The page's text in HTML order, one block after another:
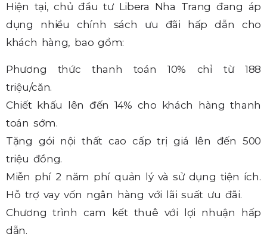
Hiện tại, chủ đầu tư Libera Nha Trang đang áp
dụng nhiều chính sách ưu đãi hấp dẫn cho
khách hàng, bao gồm:
Phương thức thanh toán 10% chỉ từ 188
triệu/căn.
Chiết khấu lên đến 14% cho khách hàng thanh
toán sớm.
Tặng gói nội thất cao cấp trị giá lên đến 500
triệu đồng.
Miễn phí 2 năm phí quản lý và sử dụng tiện ích.
Hỗ trợ vay vốn ngân hàng với lãi suất ưu đãi.
Chương trình cam kết thuê với lợi nhuận hấp
dẫn.